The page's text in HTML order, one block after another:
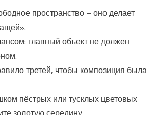
пространство – оно делает
главный объект не должен
третей, чтобы композиция была
пёстрых или тусклых цветовых